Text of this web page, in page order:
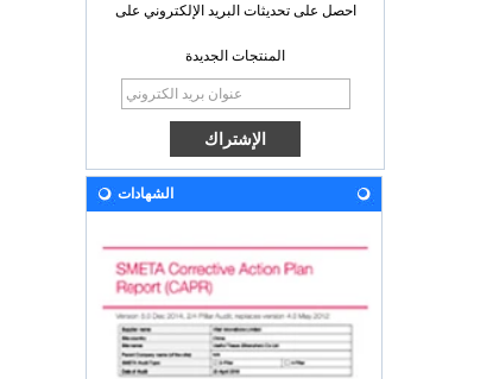
احصل على تحديثات البريد الإلكتروني على
المنتجات الجديدة
الشهادات